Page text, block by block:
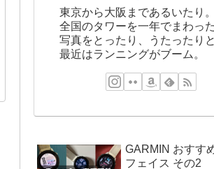
東京から大阪まであるいたり。
全国のタワーを一年でまわった
写真をとったり、うたったりと
最近はランニングがブーム。
GARMIN おすす
フェイス その2